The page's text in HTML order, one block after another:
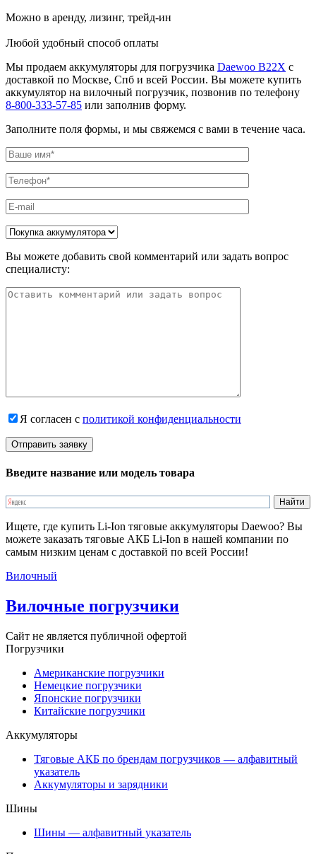
Можно в аренду, лизинг, трейд-ин
Любой удобный способ оплаты
Мы продаем аккумуляторы для погрузчика Daewoo B22X с
доставкой по Москве, Спб и всей России. Вы можете купить
аккумулятор на вилочный погрузчик, позвонив по телефону
8-800-333-57-85 или заполнив форму.
Заполните поля формы, и мы свяжемся с вами в течение часа.
Вы можете добавить свой комментарий или задать вопрос
специалисту:
Я согласен с политикой конфиденциальности
Введите название или модель товара
Ищете, где купить Li-Ion тяговые аккумуляторы Daewoo? Вы
можете заказать тяговые АКБ Li-Ion в нашей компании по
самым низким ценам с доставкой по всей России!
Вилочный
Вилочные погрузчики
Сайт не является публичной офертой
Погрузчики
Американские погрузчики
Немецкие погрузчики
Японские погрузчики
Китайские погрузчики
Аккумуляторы
Тяговые АКБ по брендам погрузчиков — алфавитный
указатель
Аккумуляторы и зарядники
Шины
Шины — алфавитный указатель